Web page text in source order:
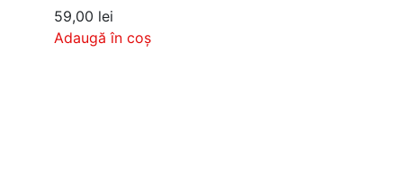
59,00 lei
Adaugă în coș